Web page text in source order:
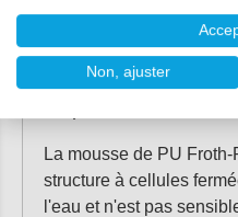
Ce chiffre est supérieur
polyuréthane
La mousse de PU
structure à cellules
l'eau et n'est pas
Non, ajuster